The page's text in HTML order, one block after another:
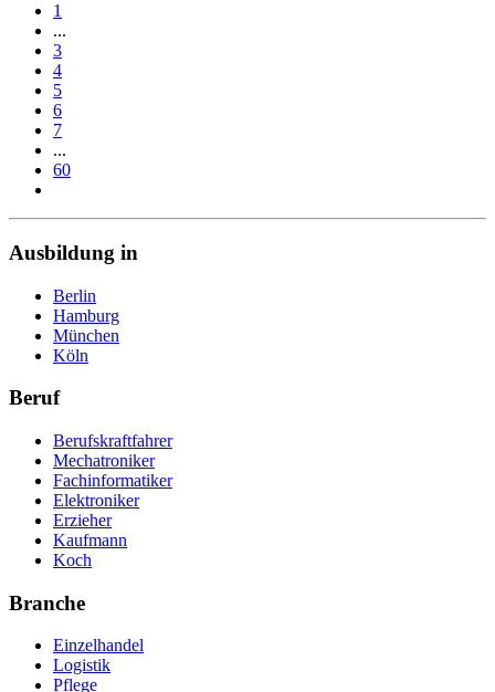
1
...
3
4
5
6
7
...
60
Ausbildung in
Berlin
Hamburg
München
Köln
Beruf
Berufskraftfahrer
Mechatroniker
Fachinformatiker
Elektroniker
Erzieher
Kaufmann
Koch
Branche
Einzelhandel
Logistik
Pflege